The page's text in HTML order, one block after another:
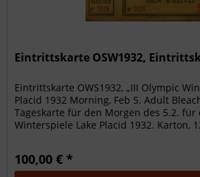
Eintrittskarte OSW1932,
Eintrittskarte OWS1932, „III Olympic
Placid 1932 Morning, Feb 5. Adult
Tageskarte für den Morgen des 5.2. für
Winterspiele Lake Placid 1932. Karton,
100,00 € *